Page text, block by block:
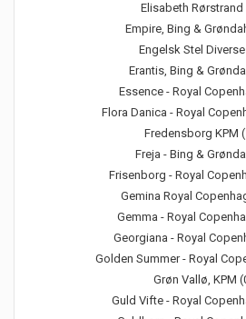
Elisabeth Rørstrand
Empire, Bing &
Engelsk Stel
Erantis, Bing &
Essence - Royal
Flora Danica - Royal
Fredensborg KPM
Freja - Bing &
Frisenborg - Royal
Gemina Royal
Gemma - Royal
Georgiana - Royal
Golden Summer - Royal
Grøn Vallø, KPM
Guld Vifte - Royal